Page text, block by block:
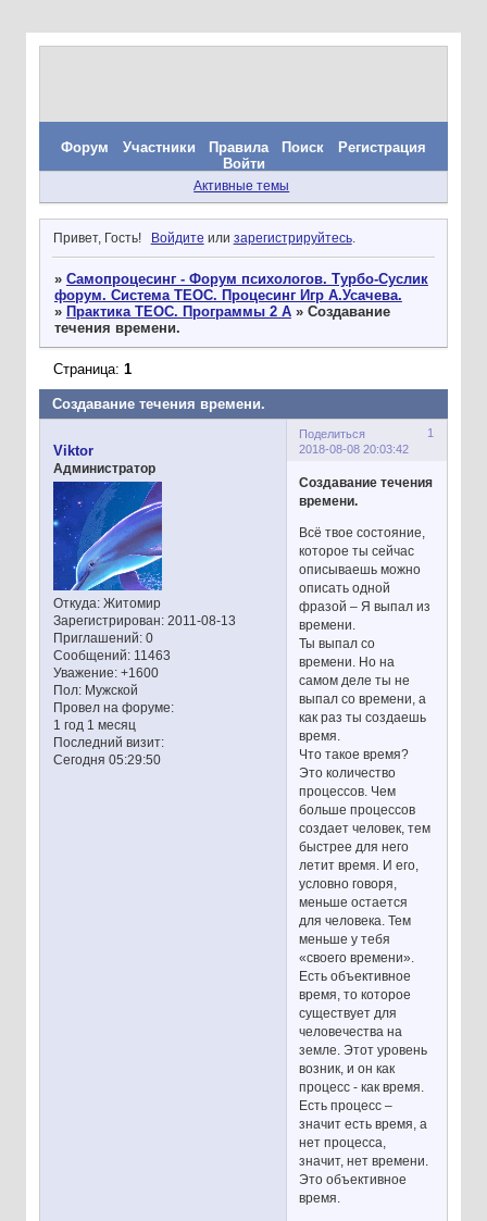
Форум Участники Правила Поиск
Регистрация
Войти
Активные темы
Привет, Гость! Войдите или зарегистрируйтесь.
» Самопроцесинг - Форум психологов. Турбо-Суслик
форум. Система ТЕОС. Процесинг Игр А.Усачева.
» Практика ТЕОС. Программы 2 А » Создавание
течения времени.
Создавание течения времени.
Страница: 1
Поделиться
1
2018-08-08 20:03:42
Viktor
Администратор
Откуда:Житомир
Зарегистрирован: 2011-08-13
Приглашений:0
Сообщений:11463
Уважение: +1600
Пол:Мужской
Провел на форуме:
1 год 1 месяц
Последний визит:
Сегодня 05:29:50
Создавание течения
времени.
Всё твое состояние,
которое ты сейчас
описываешь можно
описать одной
фразой – Я выпал из
времени.
Ты выпал со
времени. Но на
самом деле ты не
выпал со времени, а
как раз ты создаешь
время.
Что такое время?
Это количество
процессов. Чем
больше процессов
создает человек, тем
быстрее для него
летит время. И его,
условно говоря,
меньше остается
для человека. Тем
меньше у тебя
«своего времени».
Есть объективное
время, то которое
существует для
человечества на
земле. Этот уровень
возник, и он как
процесс - как время.
Есть процесс –
значит есть время, а
нет процесса,
значит, нет времени.
Это объективное
время.